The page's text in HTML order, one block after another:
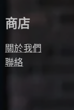
商店
關於我們
聯絡